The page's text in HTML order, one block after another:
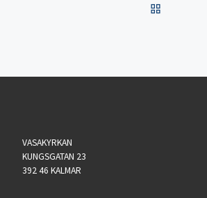
VASAKYRKAN
KUNGSGATAN 23
392 46 KALMAR